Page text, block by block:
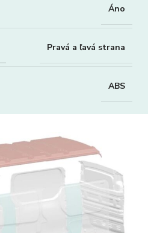
Áno
Pravá a ľavá strana
ABS